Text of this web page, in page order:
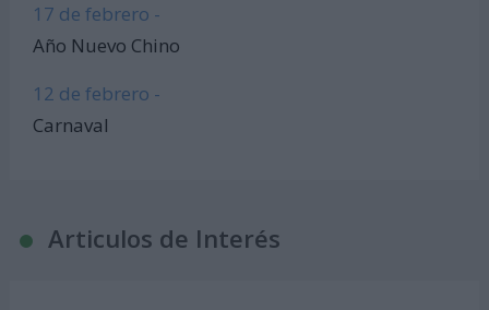
17 de febrero -
Año Nuevo Chino
12 de febrero -
Carnaval
Articulos de Interés